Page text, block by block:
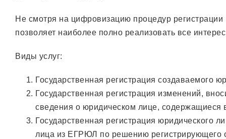
Не смотря на цифровизацию процедур
позволяет наиболее полно реализовать все
Виды услуг:
Государственная регистрация создаваемого
Государственная регистрация изменений,
сведения о юридическом лице,
Государственная регистрация юридического
лица из ЕГРЮЛ по решению регистрирующего